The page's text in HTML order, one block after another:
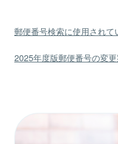
郵便番号検索に使用されて
2025年度版郵便番号の変